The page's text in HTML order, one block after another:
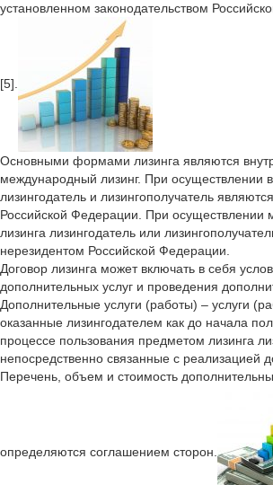
установленном законодательством
[5].
Основными формами лизинга являются
международный лизинг. При осуществлении
лизингодатель и лизингополучатель
Российской Федерации. При осуществлении
лизинга лизингодатель или
нерезидентом Российской Федерации.
Договор лизинга может включать в себя
дополнительных услуг и проведения
Дополнительные услуги (работы) – услуги
оказанные лизингодателем как до начала
процессе пользования предметом лизинга
непосредственно связанные с реализацией
Перечень, объем и стоимость
определяются соглашением сторон.